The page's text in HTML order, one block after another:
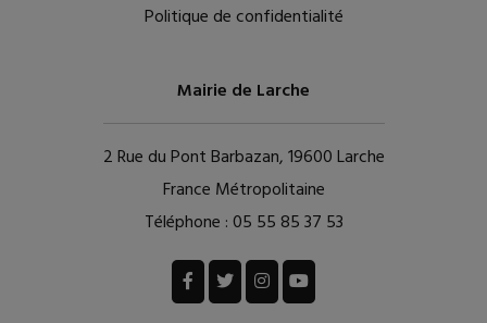
Politique de confidentialité
Mairie de Larche
2 Rue du Pont Barbazan, 19600 Larche
France Métropolitaine
Téléphone :05 55 85 37 53